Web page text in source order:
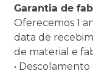
Garantia de
Oferecemos 1
data de
de material e
•